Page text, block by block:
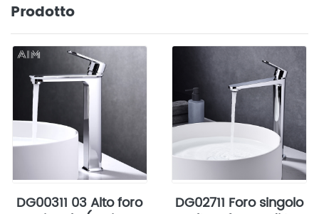
Prodotto
DG00311 03 Alto foro DG02711 Foro singolo